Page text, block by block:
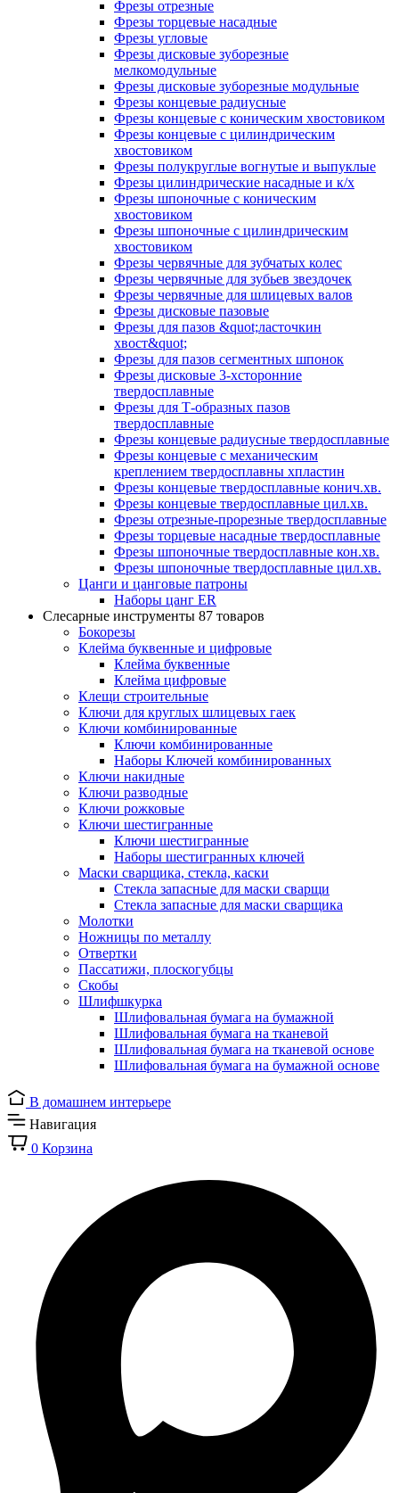
Фрезы отрезные
Фрезы торцевые насадные
Фрезы угловые
Фрезы дисковые зуборезные
мелкомодульные
Фрезы дисковые зуборезные модульные
Фрезы концевые радиусные
Фрезы концевые с коническим хвостовиком
Фрезы концевые с цилиндрическим
хвостовиком
Фрезы полукруглые вогнутые и выпуклые
Фрезы цилиндрические насадные и к/х
Фрезы шпоночные с коническим
хвостовиком
Фрезы шпоночные с цилиндрическим
хвостовиком
Фрезы червячные для зубчатых колес
Фрезы червячные для зубьев звездочек
Фрезы червячные для шлицевых валов
Фрезы дисковые пазовые
Фрезы для пазов &quot;ласточкин
хвост&quot;
Фрезы для пазов сегментных шпонок
Фрезы дисковые 3-хсторонние
твердосплавные
Фрезы для Т-образных пазов
твердосплавные
Фрезы концевые радиусные твердосплавные
Фрезы концевые с механическим
креплением твердосплавны хпластин
Фрезы концевые твердосплавные конич.хв.
Фрезы концевые твердосплавные цил.хв.
Фрезы отрезные-прорезные твердосплавные
Фрезы торцевые насадные твердосплавные
Фрезы шпоночные твердосплавные кон.хв.
Фрезы шпоночные твердосплавные цил.хв.
Цанги и цанговые патроны
Наборы цанг ER
Слесарные инструменты 87 товаров
Бокорезы
Клейма буквенные и цифровые
Клейма буквенные
Клейма цифровые
Клещи строительные
Ключи для круглых шлицевых гаек
Ключи комбинированные
Ключи комбинированные
Наборы Ключей комбинированных
Ключи накидные
Ключи разводные
Ключи рожковые
Ключи шестигранные
Ключи шестигранные
Наборы шестигранных ключей
Маски сварщика, стекла, каски
Стекла запасные для маски сварщи
Стекла запасные для маски сварщика
Молотки
Ножницы по металлу
Отвертки
Пассатижи, плоскогубцы
Скобы
Шлифшкурка
Шлифовальная бумага на бумажной
Шлифовальная бумага на тканевой
Шлифовальная бумага на тканевой основе
Шлифовальная бумага на бумажной основе
В домашнем интерьере
Навигация
0 Корзина